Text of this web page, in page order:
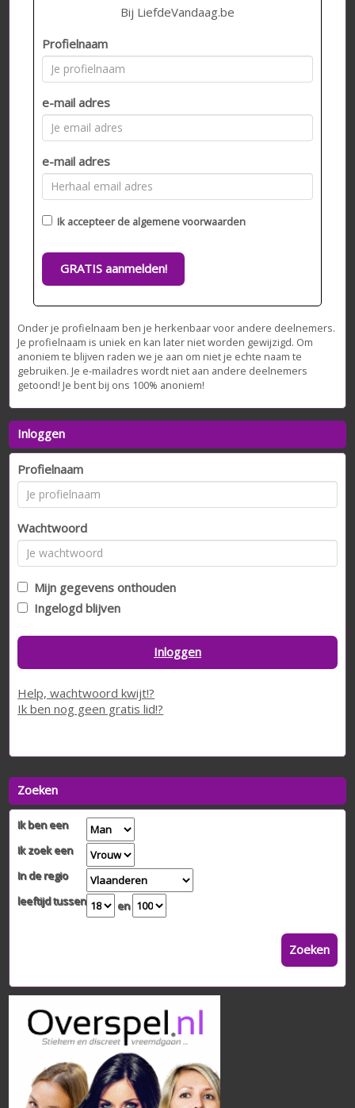
Bij LiefdeVandaag.be
Profielnaam
e-mail adres
e-mail adres
Ik accepteer de algemene voorwaarden
GRATIS aanmelden!
Onder je profielnaam ben je herkenbaar voor andere deelnemers.
Je profielnaam is uniek en kan later niet worden gewijzigd. Om
anoniem te blijven raden we je aan om niet je echte naam te
gebruiken. Je e-mailadres wordt niet aan andere deelnemers
getoond! Je bent bij ons 100% anoniem!
Inloggen
Profielnaam
Wachtwoord
Mijn gegevens onthouden
Ingelogd blijven
Inloggen
Help, wachtwoord kwijt!?
Ik ben nog geen gratis lid!?
Zoeken
Ik ben een
Ik zoek een
In de regio
leeftijd tussen
en
Zoeken